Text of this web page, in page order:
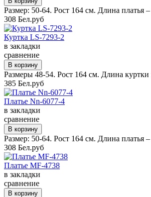
Размер: 50-64. Рост 164 см. Длина платья
308 Бел.руб
Куртка LS-7293-2
в закладки
сравнение
Размеры 48-54. Рост 164 см. Длина
385 Бел.руб
Платье Nn-6077-4
в закладки
сравнение
Размер: 50-64. Рост 164 см. Длина платья
308 Бел.руб
Платье MF-4738
в закладки
сравнение